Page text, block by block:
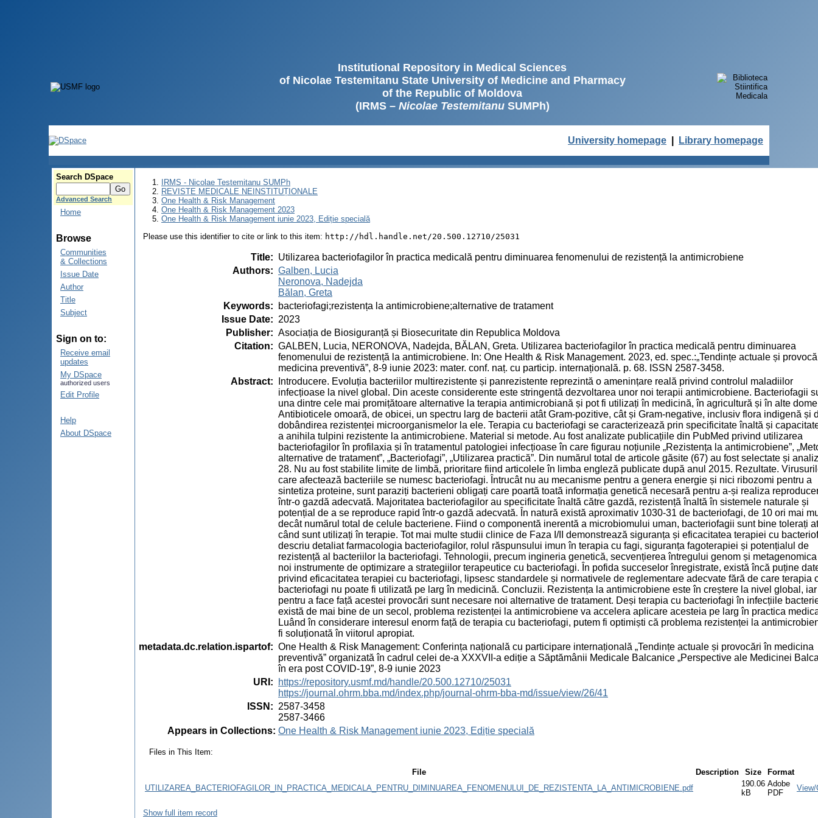
Institutional Repository in Medical Sciences
of Nicolae Testemitanu State University of Medicine and Pharmacy
of the Republic of Moldova
(IRMS – Nicolae TestemitanuSUMPh)
University homepage Library homepage
Search DSpace
Advanced Search
Home
Browse
Communities
& Collections
Issue Date
Author
Title
Subject
Sign on to:
Receive email
updates
My DSpace
authorized users
Edit Profile
Help
About DSpace
IRMS - Nicolae Testemitanu SUMPh
REVISTE MEDICALE NEINSTITUȚIONALE
One Health & Risk Management
One Health & Risk Management 2023
One Health & Risk Management iunie 2023, Ediție specială
Please use this identifier to cite or link to this item: http://hdl.handle.net/20.500.12710/25031
Title: Utilizarea bacteriofagilor în practica medicală pentru diminuarea fenomenului de rezistență la antimicrobiene
Authors: Galben, Lucia
Neronova, Nadejda
Bălan, Greta
Keywords:
bacteriofagi;rezistența la antimicrobiene;alternative de tratament
Issue Date: 2023
Publisher: Asociația de Biosiguranță și Biosecuritate din Republica Moldova
Citation: GALBEN, Lucia, NERONOVA, Nadejda, BĂLAN, Greta. Utilizarea bacteriofagilor în practica medicală pentru diminuarea
fenomenului de rezistență la antimicrobiene. In: One Health & Risk Management. 2023, ed. spec.:„Tendințe actuale și
medicina preventivă”, 8-9 iunie 2023: mater. conf. naț. cu particip. internațională. p. 68. ISSN 2587-3458.
Abstract:
Introducere. Evoluția bacteriilor multirezistente și panrezistente reprezintă o amenințare reală privind controlul maladiilor
infecțioase la nivel global. Din aceste considerente este stringentă dezvoltarea unor noi terapii antimicrobiene. Bacteriofagii
una dintre cele mai promițătoare alternative la terapia antimicrobiană și pot fi utilizați în medicină, în agricultură și în alte
Antibioticele omoară, de obicei, un spectru larg de bacterii atât Gram-pozitive, cât și Gram-negative, inclusiv flora indigenă și
dobândirea rezistenței microorganismelor la ele. Terapia cu bacteriofagi se caracterizează prin specificitate înaltă și
a anihila tulpini rezistente la antimicrobiene. Material si metode. Au fost analizate publicațiile din PubMed privind utilizarea
bacteriofagilor în profilaxia și în tratamentul patologiei infecțioase în care figurau noțiunile „Rezistența la antimicrobiene”,
alternative de tratament”, „Bacteriofagi”, „Utilizarea practică”. Din numărul total de articole găsite (67) au fost selectate și
28. Nu au fost stabilite limite de limbă, prioritare fiind articolele în limba engleză publicate după anul 2015. Rezultate.
care afectează bacteriile se numesc bacteriofagi. Întrucât nu au mecanisme pentru a genera energie și nici ribozomi pentru a
sintetiza proteine, sunt paraziți bacterieni obligați care poartă toată informația genetică necesară pentru a-și realiza
într-o gazdă adecvată. Majoritatea bacteriofagilor au specificitate înaltă către gazdă, rezistență înaltă în sistemele naturale și
potențial de a se reproduce rapid într-o gazdă adecvată. În natură există aproximativ 1030-31 de bacteriofagi, de 10 ori mai
decât numărul total de celule bacteriene. Fiind o componentă inerentă a microbiomului uman, bacteriofagii sunt bine tolerați
când sunt utilizați în terapie. Tot mai multe studii clinice de Faza I/II demonstrează siguranța și eficacitatea terapiei cu
descriu detaliat farmacologia bacteriofagilor, rolul răspunsului imun în terapia cu fagi, siguranța fagoterapiei și potențialul de
rezistență al bacteriilor la bacteriofagi. Tehnologii, precum ingineria genetică, secvențierea întregului genom și
noi instrumente de optimizare a strategiilor terapeutice cu bacteriofagi. În pofida succeselor înregistrate, există încă puține
privind eficacitatea terapiei cu bacteriofagi, lipsesc standardele și normativele de reglementare adecvate fără de care terapia
bacteriofagi nu poate fi utilizată pe larg în medicină. Concluzii. Rezistența la antimicrobiene este în creștere la nivel global, iar
pentru a face față acestei provocări sunt necesare noi alternative de tratament. Deși terapia cu bacteriofagi în infecțiile
există de mai bine de un secol, problema rezistenței la antimicrobiene va accelera aplicare acesteia pe larg în practica
Luând în considerare interesul enorm față de terapia cu bacteriofagi, putem fi optimiști că problema rezistenței la
fi soluționată în viitorul apropiat.
metadata.dc.relation.ispartof: One Health & Risk Management: Conferința națională cu participare internațională „Tendințe actuale și provocări în medicina
preventivă” organizată în cadrul celei de-a XXXVII-a ediție a Săptămânii Medicale Balcanice „Perspective ale Medicinei
în era post COVID-19”, 8-9 iunie 2023
URI :
https://repository.usmf.md/handle/20.500.12710/25031
https://journal.ohrm.bba.md/index.php/journal-ohrm-bba-md/issue/view/26/41
ISSN : 2587-3458
2587-3466
Appears in Collections: One Health & Risk Management iunie 2023, Ediție specială
Files in This Item:
File Description Size
Format
UTILIZAREA_BACTERIOFAGILOR_IN_PRACTICA_MEDICALA_PENTRU_DIMINUAREA_FENOMENULUI_DE_REZISTENTA_LA_ANTIMICROBIENE.pdf
190.06
kB
Adobe
PDF
View/
Show full item record